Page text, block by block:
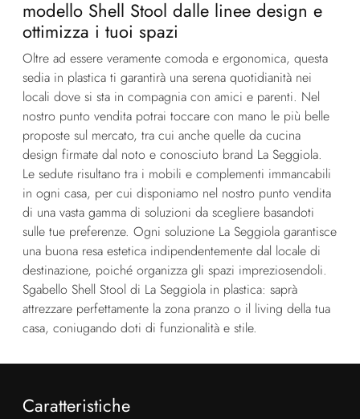
modello Shell Stool dalle linee design e
ottimizza i tuoi spazi
Oltre ad essere veramente comoda e ergonomica, questa
sedia in plastica ti garantirà una serena quotidianità nei
locali dove si sta in compagnia con amici e parenti. Nel
nostro punto vendita potrai toccare con mano le più belle
proposte sul mercato, tra cui anche quelle da cucina
design firmate dal noto e conosciuto brand La Seggiola.
Le sedute risultano tra i mobili e complementi immancabili
in ogni casa, per cui disponiamo nel nostro punto vendita
di una vasta gamma di soluzioni da scegliere basandoti
sulle tue preferenze. Ogni soluzione La Seggiola garantisce
una buona resa estetica indipendentemente dal locale di
destinazione, poiché organizza gli spazi impreziosendoli.
Sgabello Shell Stool di La Seggiola in plastica: saprà
attrezzare perfettamente la zona pranzo o il living della tua
casa, coniugando doti di funzionalità e stile.
Caratteristiche